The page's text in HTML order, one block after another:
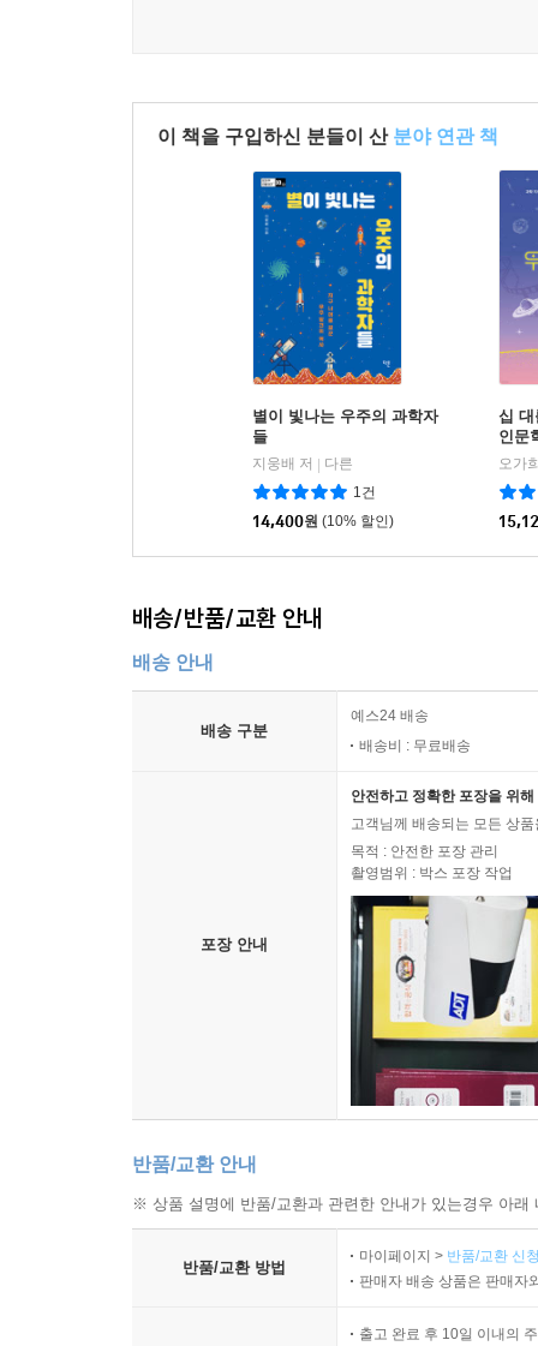
이 책을 구입하신 분들이 산 분야 연관 책
별이 빛나는 우주의 과학자
들
지웅배 저
다른
1건
14,400원 (10% 할인)
십 대
인문
오가
배송/반품/교환 안내
배송 안내
배송 구분
예스24 배송
배송비 : 무료배송
포장 안내
안전하고 정확한 포장을 위
고객님께 배송되는 모든 상
목적 : 안전한 포장 관리
촬영범위 : 박스 포장 작업
반품/교환 안내
※ 상품 설명에 반품/교환과 관련한 안내가 있는경우 아
반품/교환 방법
마이페이지 > 반품/교환 신
판매자 배송 상품은 판매자
출고 완료 후 10일 이내의